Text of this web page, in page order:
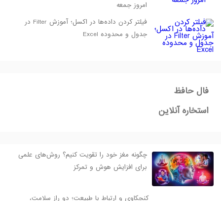
امروز جمعه
فیلتر کردن داده‌ها در اکسل؛ آموزش Filter در
جدول و محدوده Excel
فال حافظ
استخاره آنلاین
چگونه مغز خود را تقویت کنیم؟ روش‌های علمی
برای افزایش هوش و تمرکز
کنجکاوی و ارتباط با طبیعت؛ دو راز سلامت،